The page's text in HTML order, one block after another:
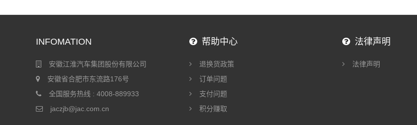
INFOMATION
安徽江淮汽车集团股份有限公司
安徽省合肥市东流路176号
全国服务热线 : 4008-889933
jaczjb@jac.com.cn
帮助中心
退换货政策
订单问题
支付问题
积分赚取
法律声明
法律声明